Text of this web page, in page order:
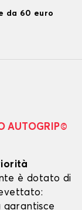
da 60 euro
AUTOGRIP©
è dotato di
garantisce